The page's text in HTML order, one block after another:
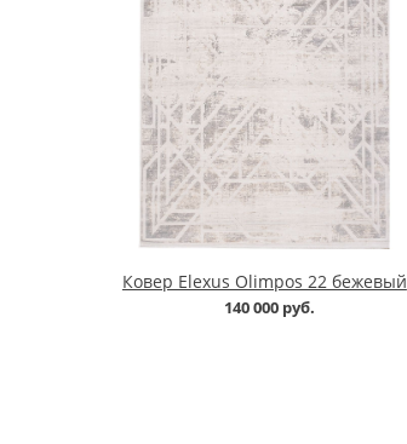
Ковер Elexus Olimpos 22 бежевый
140 000 руб.